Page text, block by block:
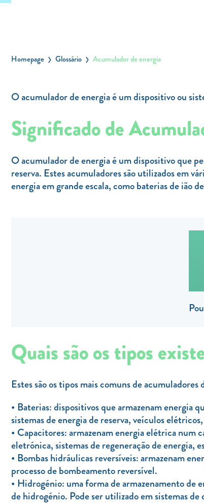
Homepage Glossário Acumulador de energia
O acumulador de energia é um dispositivo ou
Significado de
O acumulador de energia é um dispositivo que
reserva. Estes acumuladores são utilizados em
energia em grande escala, como baterias de ião
Quais são os tipos
Estes são os tipos mais comuns de acumuladores
Baterias: dispositivos que armazenam energia
sistemas de energia de reserva, veículos
Capacitores: armazenam energia elétrica num
eletrónica, sistemas de regeneração de energia,
Bombas hidráulicas reversíveis: armazenam
processo de bombeamento reversível.
Hidrogénio: uma forma de armazenamento de
de hidrogénio. Pode ser utilizado em sistemas